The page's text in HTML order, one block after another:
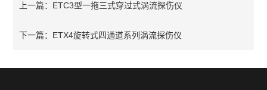
上一篇： ETC3型一拖三式穿过式涡流探伤仪
下一篇： ETX4旋转式四通道系列涡流探伤仪